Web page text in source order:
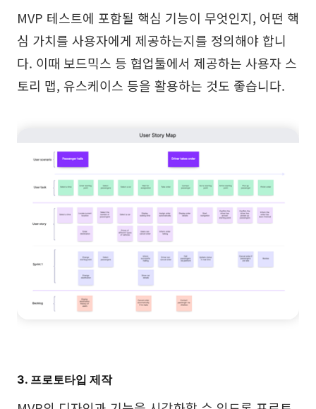
MVP 테스트에 포함될 핵심 기능이 무엇인지, 어떤 핵
심 가치를 사용자에게 제공하는지를 정의해야 합니
다. 이때 보드믹스 등 협업툴에서 제공하는 사용자 스
토리 맵, 유스케이스 등을 활용하는 것도 좋습니다.
3. 프로토타입 제작